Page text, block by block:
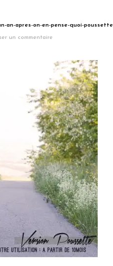
an-apres-on-en-pense-quoi-poussette
un commentaire